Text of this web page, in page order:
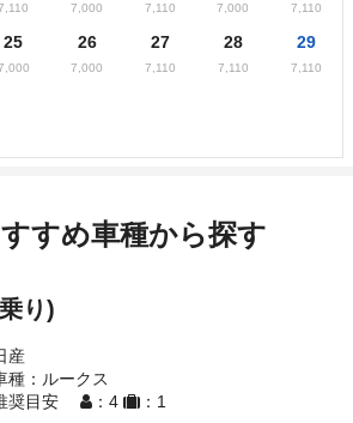
7,000 7,110 7,000 7,110
25 26
7,000
27
7,110
28
7,110
29
7,110
すめ車種から探す
り)
産
種：ルークス
奨目安
：4 ：1